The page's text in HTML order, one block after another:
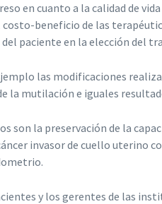
en cuanto a la calidad de
costo-beneficio de las
paciente en la elección del
las modificaciones
la mutilación e iguales
son la preservación de la
invasor de cuello uterino
y los gerentes de las